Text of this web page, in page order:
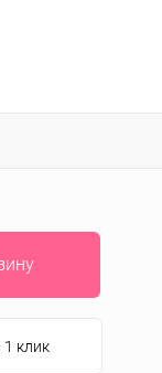
1 клик